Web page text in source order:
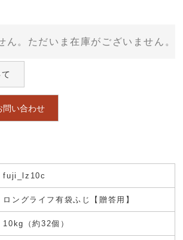
ん。ただいま在庫がございません。
問い合わせ
fuji_lz10c
ロングライフ有袋ふじ【贈答用】
10kg（約32個）